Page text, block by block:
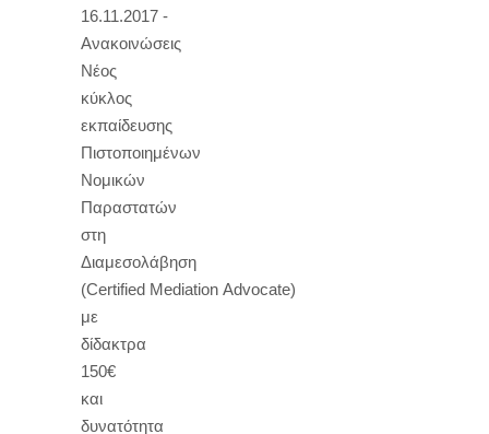
16.11.2017 -
Ανακοινώσεις
Νέος
κύκλος
εκπαίδευσης
Πιστοποιημένων
Νομικών
Παραστατών
στη
Διαμεσολάβηση
(Certified Mediation Advocate)
με
δίδακτρα
150€
και
δυνατότητα